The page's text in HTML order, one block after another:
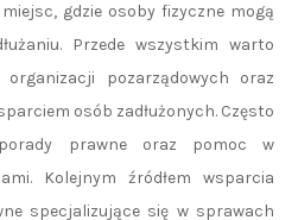
gdzie osoby fizyczne mogą
Przede wszystkim warto
pozarządowych oraz
osób zadłużonych. Często
prawne oraz pomoc w
Kolejnym źródłem wsparcia
specjalizujące się w sprawach